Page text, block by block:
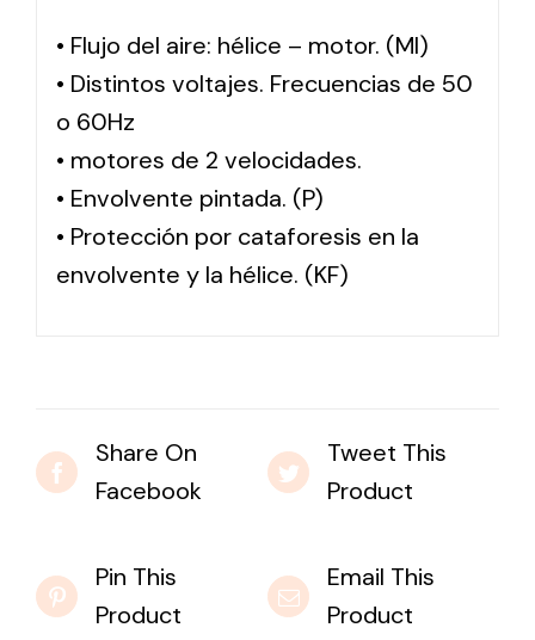
• Flujo del aire: hélice – motor. (MI)
• Distintos voltajes. Frecuencias de 50
o 60Hz
• motores de 2 velocidades.
• Envolvente pintada. (P)
• Protección por cataforesis en la
envolvente y la hélice. (KF)
Share On
Facebook
Tweet This
Product
Pin This
Product
Email This
Product